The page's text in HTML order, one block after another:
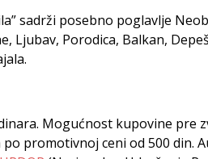
sadrži posebno poglavlje
Porodica, Balkan,
Mogućnost kupovine
promotivnoj ceni od 500 din.